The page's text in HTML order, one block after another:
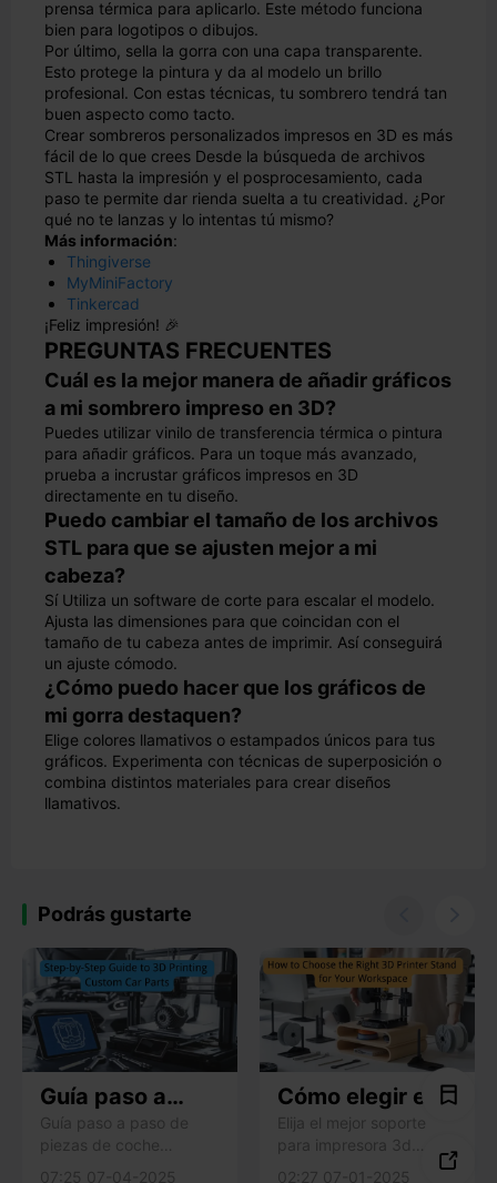
prensa térmica para aplicarlo. Este método funciona
bien para logotipos o dibujos.
Por último, sella la gorra con una capa transparente.
Esto protege la pintura y da al modelo un brillo
profesional. Con estas técnicas, tu sombrero tendrá tan
buen aspecto como tacto.
Crear sombreros personalizados impresos en 3D es más
fácil de lo que crees Desde la búsqueda de archivos
STL hasta la impresión y el posprocesamiento, cada
paso te permite dar rienda suelta a tu creatividad. ¿Por
qué no te lanzas y lo intentas tú mismo?
Más información:
Thingiverse
MyMiniFactory
Tinkercad
¡Feliz impresión! 🎉
PREGUNTAS FRECUENTES
Cuál es la mejor manera de añadir gráficos
a mi sombrero impreso en 3D?
Puedes utilizar vinilo de transferencia térmica o pintura
para añadir gráficos. Para un toque más avanzado,
prueba a incrustar gráficos impresos en 3D
directamente en tu diseño.
Puedo cambiar el tamaño de los archivos
STL para que se ajusten mejor a mi
cabeza?
Sí Utiliza un software de corte para escalar el modelo.
Ajusta las dimensiones para que coincidan con el
tamaño de tu cabeza antes de imprimir. Así conseguirá
un ajuste cómodo.
¿Cómo puedo hacer que los gráficos de
mi gorra destaquen?
Elige colores llamativos o estampados únicos para tus
gráficos. Experimenta con técnicas de superposición o
combina distintos materiales para crear diseños
llamativos.
Podrás gustarte
Guía paso a
paso para
imprimir en 3D
piezas de coche
Guía paso a paso de
piezas de coche
07:25 07-04-2025
Cómo elegir el
soporte de
impresora 3D
adecuado para
Elija el mejor soporte
para impresora 3d
02:27 07-01-2025
